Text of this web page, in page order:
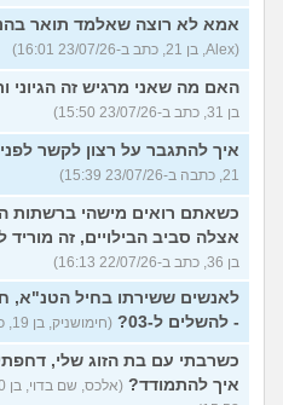
אמא לא רוצה שאלמד תואר
(Alex, בן 21, כתב ב-23/07/26 16:01)
האם מה שאני מרגיש זה הגיוני
בן 31, כתב ב-23/07/26 15:50)
איך להתגבר על רצון לקשר
21, כתבה ב-23/07/26 15:39)
כשאתם רואים מישהי ברשתות
אצלה סביב הבילויים, זה מוריד
בן 36, כתב ב-22/07/26 16:13)
לאנשים ששירתו בחיל הטנ"א,
- להשלים ל-03?
(חימושניק, בן 19, כתב ב-22/07/26 16:04)
כשרבתי עם בת הזוג שלי,
איך להתמודד?